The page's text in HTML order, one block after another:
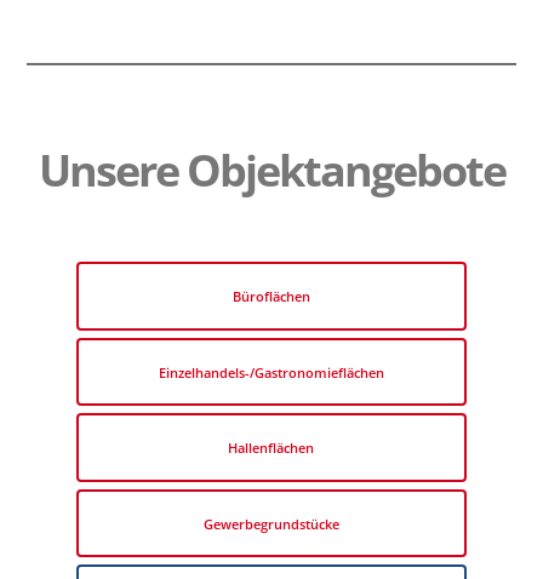
Unsere Objektangebote
Büroflächen
Einzelhandels-/Gastronomieflächen
Hallenflächen
Gewerbegrundstücke